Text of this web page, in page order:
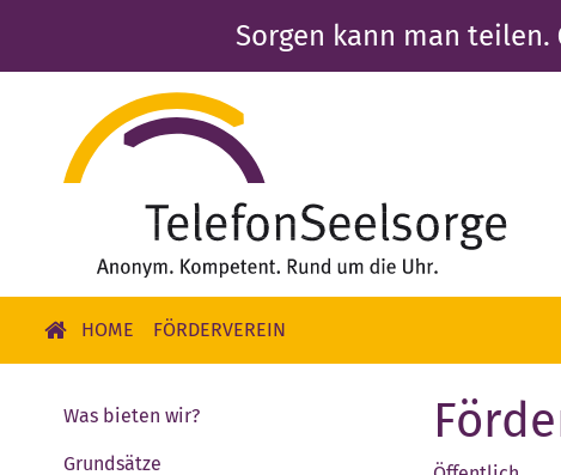
main
Sorgen kann man teilen.
HOME FÖRDERVEREIN
Was bieten wir?
Grundsätze